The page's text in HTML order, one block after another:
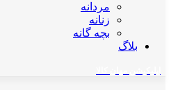
مردانه
زنانه
بچه گانه
بلاگ